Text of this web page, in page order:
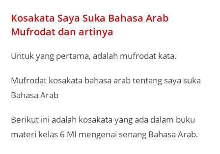
Kosakata Saya Suka Bahasa Arab
Mufrodat dan artinya
Untuk yang pertama, adalah mufrodat kata.
Mufrodat kosakata bahasa arab tentang saya suka
Bahasa Arab
Berikut ini adalah kosakata yang ada dalam buku
materi kelas 6 MI mengenai senang Bahasa Arab.